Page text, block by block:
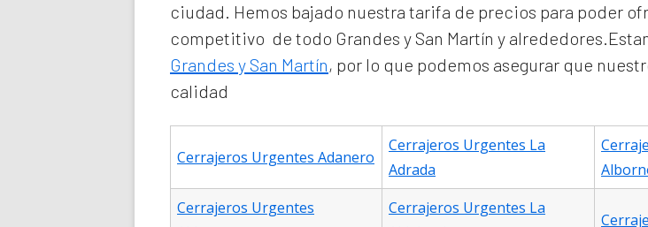
ciudad. Hemos bajado nuestra tarifa de precios para poder
competitivo de todo Grandes y San Martín y
Grandes y San Martín, por lo que podemos asegurar que
calidad
Cerrajeros Urgentes Adanero
Cerrajeros Urgentes La
Adrada
Cerrajeros Urgentes
Cerrajeros Urgentes La